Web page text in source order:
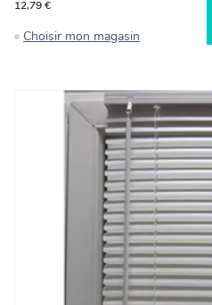
12,79 €
Choisir mon magasin